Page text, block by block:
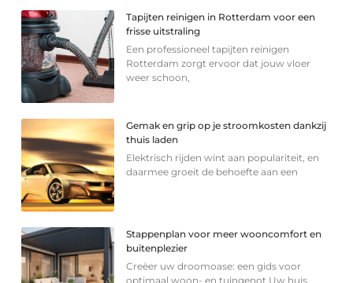
Tapijten reinigen in Rotterdam voor een
frisse uitstraling
Een professioneel tapijten reinigen
Rotterdam zorgt ervoor dat jouw vloer
weer schoon,
Gemak en grip op je stroomkosten dankzij
thuis laden
Elektrisch rijden wint aan populariteit, en
daarmee groeit de behoefte aan een
Stappenplan voor meer wooncomfort en
buitenplezier
Creëer uw droomoase: een gids voor
optimaal woon- en tuingenot Uw huis